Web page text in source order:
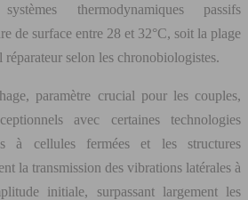
thermodynamiques passifs
de surface entre 28 et 32°C, soit la plage
selon les chronobiologistes.
paramètre crucial pour les couples,
avec certaines technologies
à cellules fermées et les structures
la transmission des vibrations latérales à
initiale, surpassant largement les